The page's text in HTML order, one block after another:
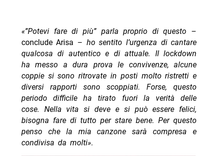
«”Potevi fare di più” parla proprio di questo –
conclude Arisa – ho sentito l’urgenza di cantare
qualcosa di autentico e di attuale. Il lockdown
ha messo a dura prova le convivenze, alcune
coppie si sono ritrovate in posti molto ristretti e
diversi rapporti sono scoppiati. Forse, questo
periodo difficile ha tirato fuori la verità delle
cose. Nella vita si deve e si può essere felici,
bisogna fare di tutto per stare bene. Per questo
penso che la mia canzone sarà compresa e
condivisa da molti».